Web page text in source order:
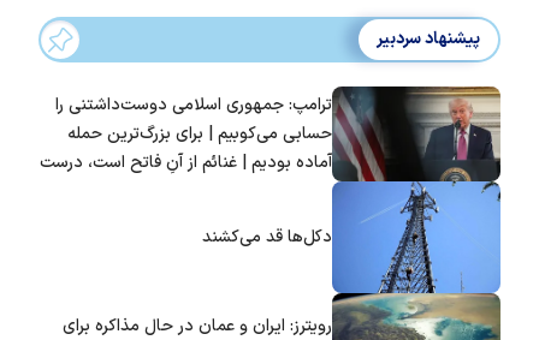
پیشنهاد سردبیر
ترامپ: جمهوری اسلامی دوست‌داشتنی را
حسابی می‌کوبیم | برای بزرگ‌ترین حمله
آماده بودیم | غنائم از آنِ فاتح است، درست
دکل‌ها قد می‌کشند
رویترز: ایران و عمان در حال مذاکره برای